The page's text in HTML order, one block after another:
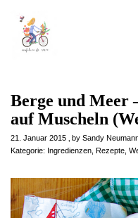
Berge und
auf Muscheln
21. Januar 2015 by Sandy
Kategorie: Ingredienzen Rezepte